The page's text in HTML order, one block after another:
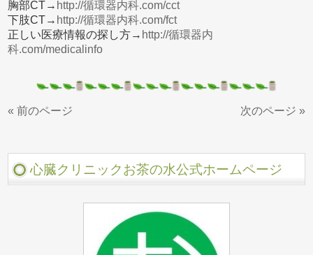
胸部CT→ http://循環器内科.com/cct
下肢CT→ http://循環器内科.com/fct
正しい医療情報の探し方→ http://循環器内
科.com/medicalinfo
« 前のページ 次のページ »
心臓クリニックお茶の水公式ホームページ